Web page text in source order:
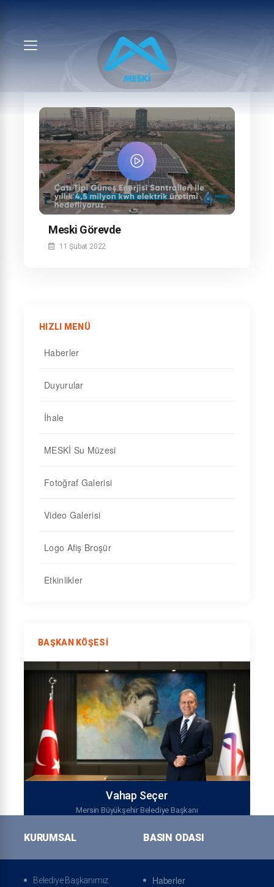
Meski Görevde
11 Şubat 2022
HIZLI MENÜ
Haberler
Duyurular
İhale
MESKİ Su Müzesi
Fotoğraf Galerisi
Video Galerisi
Logo Afiş Broşür
Etkinlikler
BAŞKAN KÖŞESI
Vahap Seçer
Mersin Büyükşehir Belediye Başkanı
Özgeçmiş
KURUMSAL
Belediye Başkanımız
BASIN ODASI
Haberler